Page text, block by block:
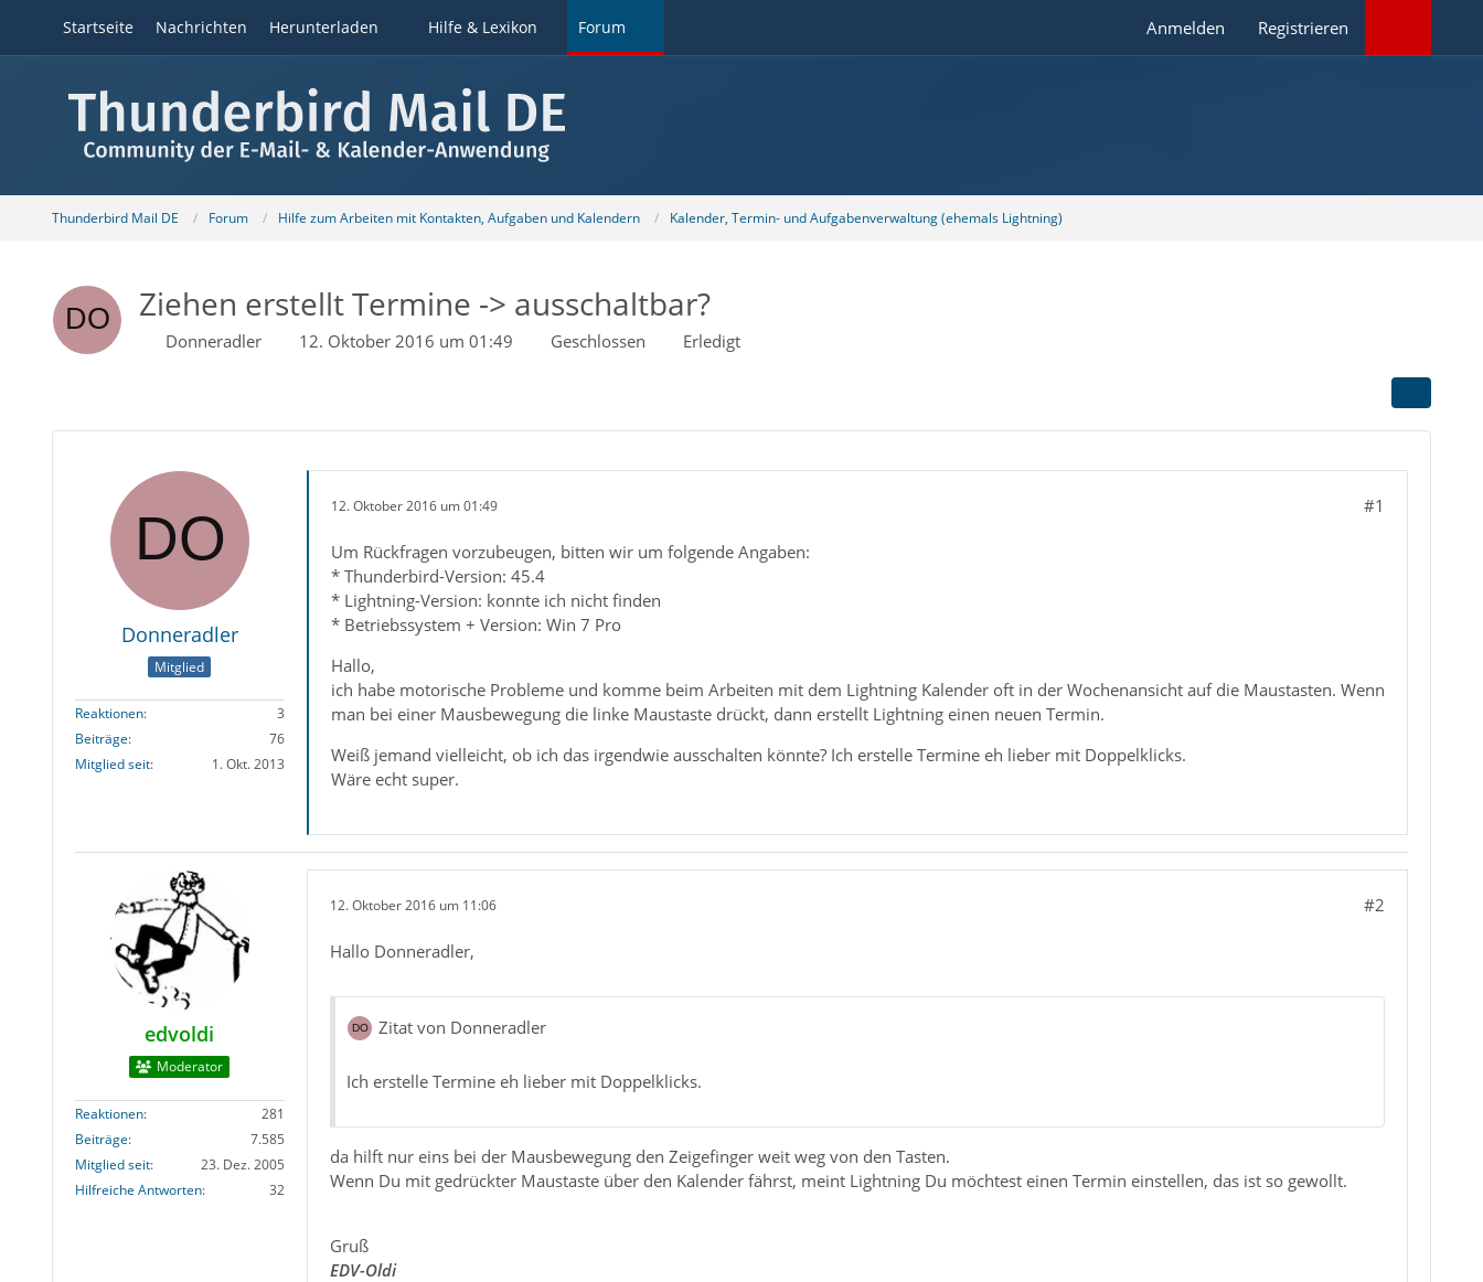
Startseite Nachrichten Herunterladen Hilfe & Lexikon Forum Anmelden Registrieren
Thunderbird Mail DE Forum Hilfe zum Arbeiten mit Kontakten, Aufgaben und Kalendern Kalender, Termin- und Aufgabenverwaltung (ehemals Lightning)
Ziehen erstellt Termine -> ausschaltbar?
Donneradler 12. Oktober 2016 um 01:49 Geschlossen Erledigt
Donneradler
Mitglied
Reaktionen
3
Beiträge
76
Mitglied seit
1. Okt. 2013
12. Oktober 2016 um 01:49 #1
Um Rückfragen vorzubeugen, bitten wir um folgende Angaben:
* Thunderbird-Version: 45.4
* Lightning-Version: konnte ich nicht finden
* Betriebssystem + Version: Win 7 Pro
Hallo,
ich habe motorische Probleme und komme beim Arbeiten mit dem Lightning Kalender oft in der Wochenansicht auf die Maustasten. Wenn
man bei einer Mausbewegung die linke Maustaste drückt, dann erstellt Lightning einen neuen Termin.
Weiß jemand vielleicht, ob ich das irgendwie ausschalten könnte? Ich erstelle Termine eh lieber mit Doppelklicks.
Wäre echt super.
edvoldi
Moderator
Reaktionen
281
Beiträge
7.585
Mitglied seit
23. Dez. 2005
Hilfreiche Antworten
32
12. Oktober 2016 um 11:06 #2
Hallo Donneradler,
Zitat von Donneradler
Ich erstelle Termine eh lieber mit Doppelklicks.
da hilft nur eins bei der Mausbewegung den Zeigefinger weit weg von den Tasten.
Wenn Du mit gedrückter Maustaste über den Kalender fährst, meint Lightning Du möchtest einen Termin einstellen, das ist so gewollt.
Gruß
EDV-Oldi